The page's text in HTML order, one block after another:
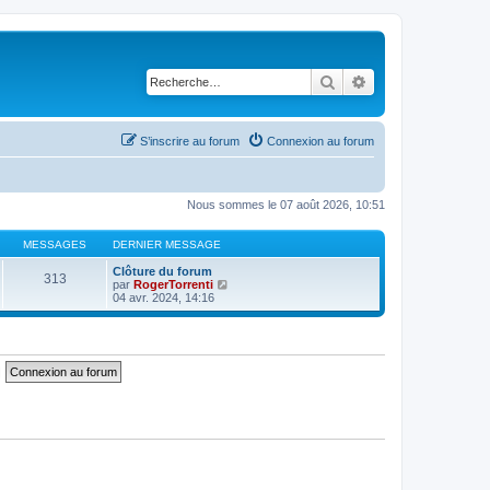
Rechercher
Connexion au forum
S’inscrire au forum
Nous sommes le 07 août 2026, 10:51
MESSAGES DERNIER MESSAGE
313
Clôture du forum
par RogerTorrenti
i
r
04 avr. 2024, 14:16